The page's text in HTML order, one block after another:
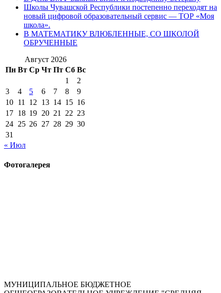
Школы Чувашской Республики постепенно переходят на
новый цифровой образовательный сервис — ТОР «Моя
школа».
В МАТЕМАТИКУ ВЛЮБЛЕННЫЕ, СО ШКОЛОЙ
ОБРУЧЕННЫЕ
Август 2026
Пн Вт Ср Чт Пт Сб Вс
1
2
3
4 5 6 7 8
9
10 11 12 13 14 15 16
17 18 19 20 21 22 23
24 25 26 27 28 29 30
31
« Июл
Фотогалерея
МУНИЦИПАЛЬНОЕ БЮДЖЕТНОЕ